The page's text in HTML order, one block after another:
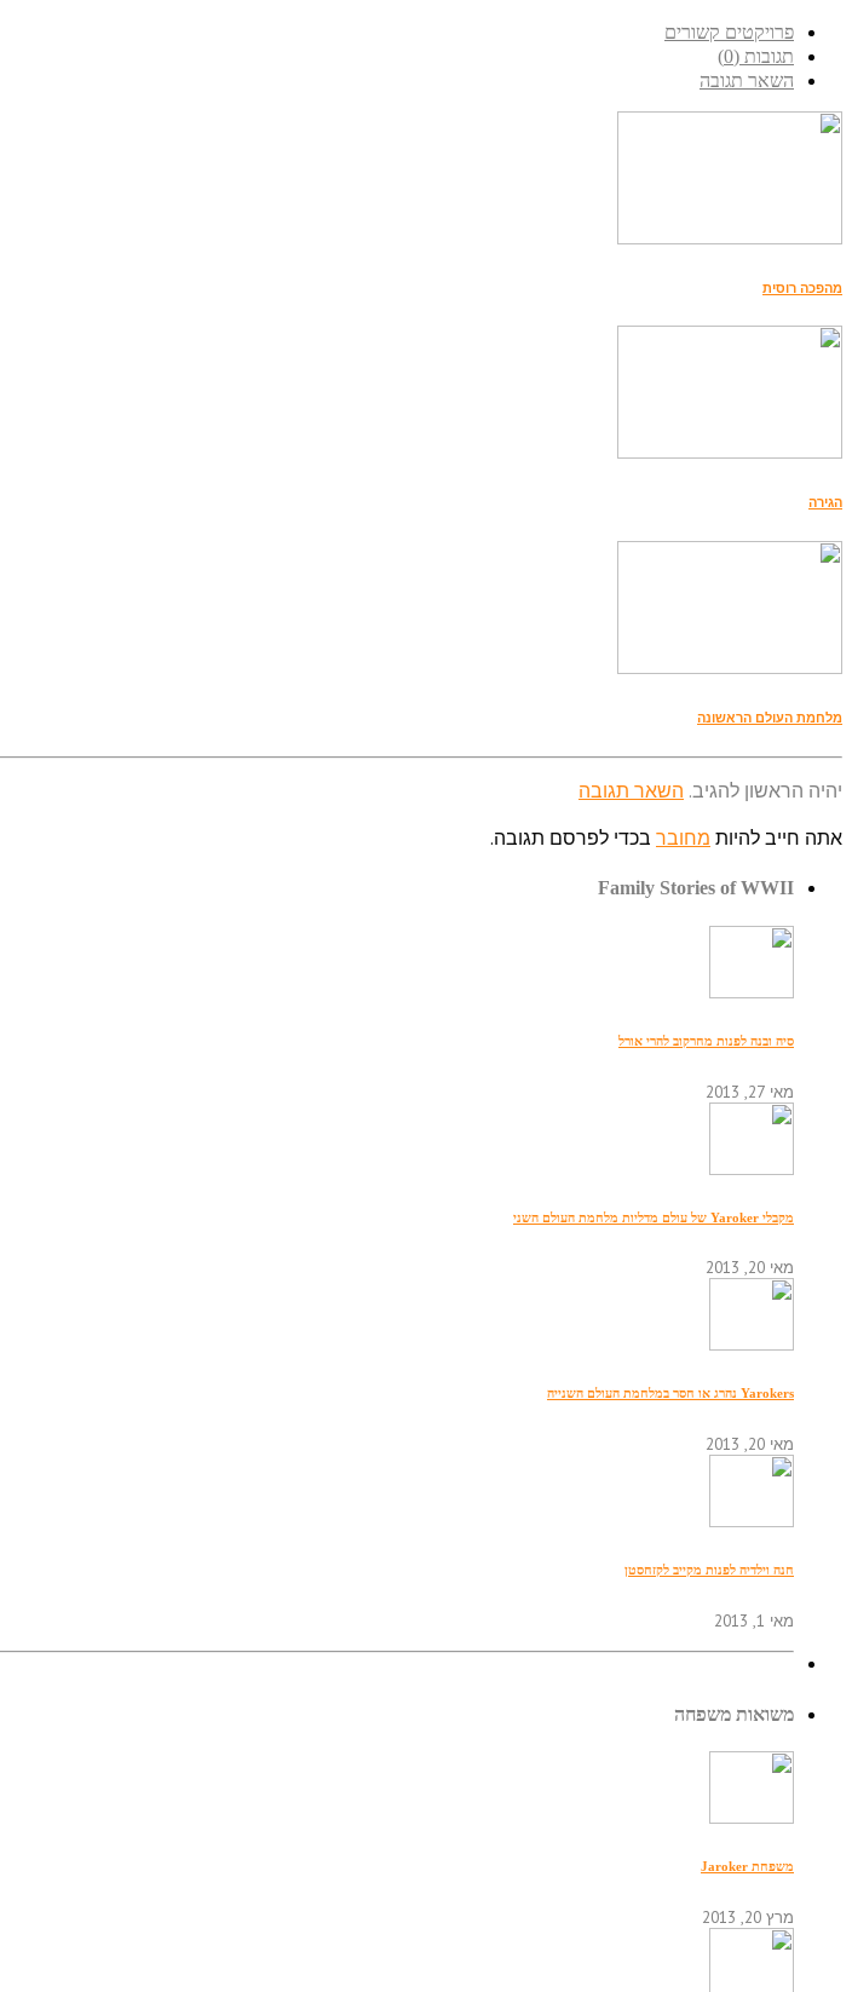
פרויקטים קשורים
תגובות (0)
השאר תגובה
מהפכה רוסית
הגירה
מלחמת העולם הראשונה
יהיה הראשון להגיב. השאר תגובה
אתה חייב להיות מחובר בכדי לפרסם תגובה.
Family Stories of WWII
סיה ובנה לפנות מחרקוב להרי אורל
מאי 27, 2013
מקבלי Yaroker של עולם מדליות מלחמת העולם השני
מאי 20, 2013
Yarokers נהרג או חסר במלחמת העולם השנייה
מאי 20, 2013
חנה וילדיה לפנות מקייב לקזחסטן
מאי 1, 2013
משואות משפחה
משפחת Jaroker
מרץ 20, 2013